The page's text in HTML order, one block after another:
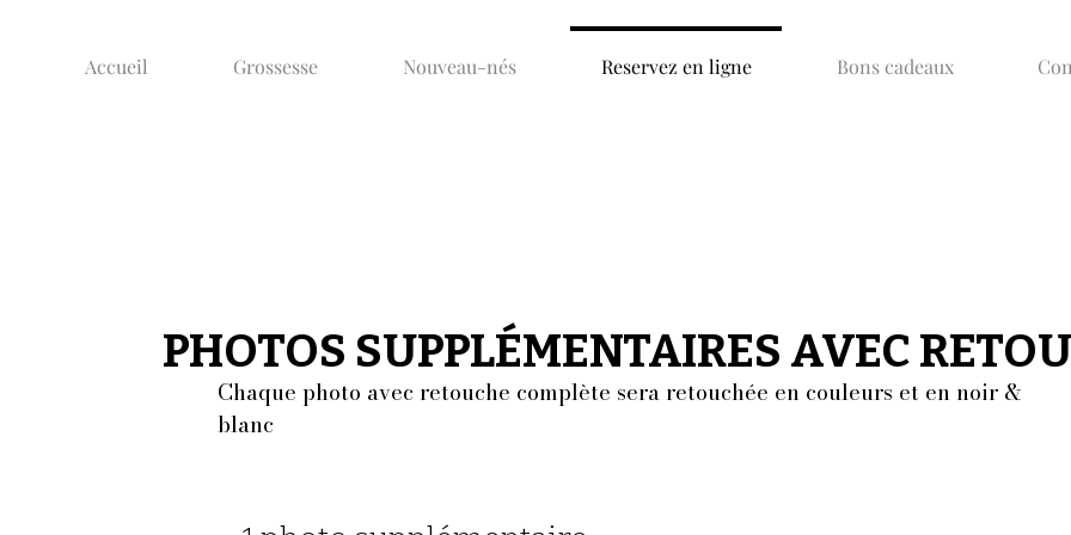
Accueil Grossesse Nouveau-nés Reservez en ligne Bons cadeaux
Chaque photo avec retouche complète sera retouchée en couleurs et en noir &
blanc
PHOTOS SUPPLÉMENTAIRES AVEC
PHOTOS SUPPLÉMENTAIRES AVEC